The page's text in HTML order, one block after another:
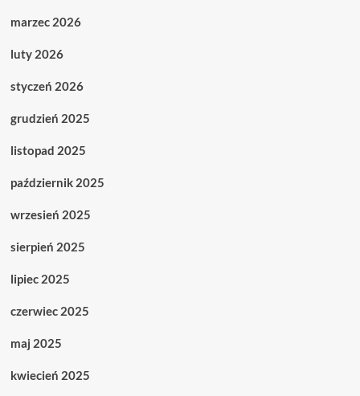
marzec 2026
luty 2026
styczeń 2026
grudzień 2025
listopad 2025
październik 2025
wrzesień 2025
sierpień 2025
lipiec 2025
czerwiec 2025
maj 2025
kwiecień 2025